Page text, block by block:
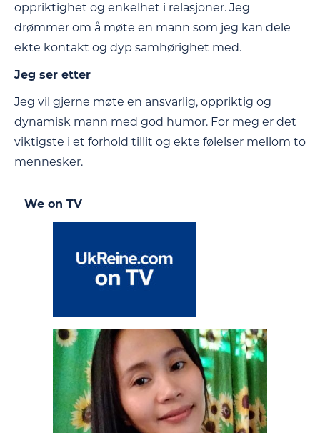
oppriktighet og enkelhet i relasjoner. Jeg
drømmer om å møte en mann som jeg kan dele
ekte kontakt og dyp samhørighet med.
Jeg ser etter
Jeg vil gjerne møte en ansvarlig, oppriktig og
dynamisk mann med god humor. For meg er det
viktigste i et forhold tillit og ekte følelser mellom to
mennesker.
We on TV